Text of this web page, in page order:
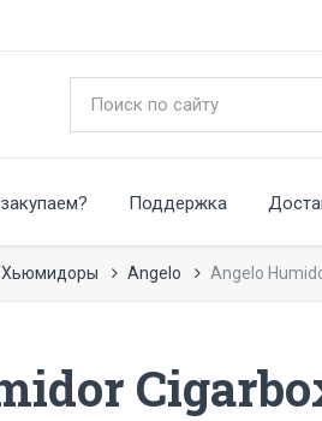
Поддержка
Хьюмидоры Angelo Angelo